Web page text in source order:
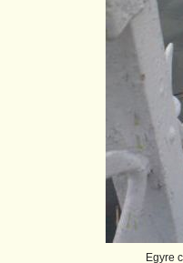
Egyre